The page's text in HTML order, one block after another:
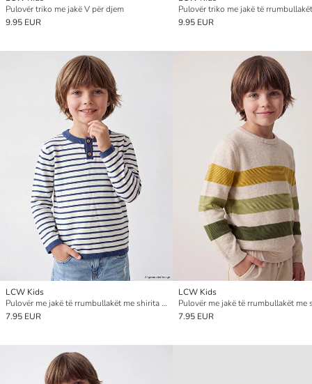
Pulovër triko me jakë V për djem
9.95 EUR
9.95 EUR
LCW Kids
Pulovër me jakë të rrumbullakët me shirita për djem
7.95 EUR
LCW Kids
7.95 EUR